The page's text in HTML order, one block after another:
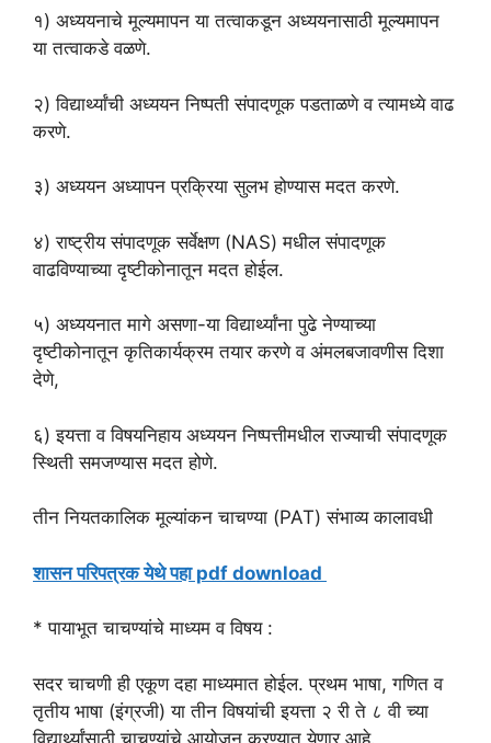
१) अध्ययनाचे मूल्यमापन या तत्वाकडून अध्ययनासाठी मूल्यमापन
या तत्वाकडे वळणे.
२) विद्यार्थ्यांची अध्ययन निष्पती संपादणूक पडताळणे व त्यामध्ये वाढ
करणे.
३) अध्ययन अध्यापन प्रक्रिया सुलभ होण्यास मदत करणे.
४) राष्ट्रीय संपादणूक सर्वेक्षण (NAS) मधील संपादणूक
वाढविण्याच्या दृष्टीकोनातून मदत होईल.
५) अध्ययनात मागे असणा-या विद्यार्थ्यांना पुढे नेण्याच्या
दृष्टीकोनातून कृतिकार्यक्रम तयार करणे व अंमलबजावणीस दिशा
देणे,
६) इयत्ता व विषयनिहाय अध्ययन निष्पत्तीमधील राज्याची संपादणूक
स्थिती समजण्यास मदत होणे.
तीन नियतकालिक मूल्यांकन चाचण्या (PAT) संभाव्य कालावधी
शासन परिपत्रक येथे पहा pdf download
* पायाभूत चाचण्यांचे माध्यम व विषय :
सदर चाचणी ही एकूण दहा माध्यमात होईल. प्रथम भाषा, गणित व
तृतीय भाषा (इंग्रजी) या तीन विषयांची इयत्ता २ री ते ८ वी च्या
विद्यार्थ्यांसाठी चाचण्यांचे आयोजन करण्यात येणार आहे.